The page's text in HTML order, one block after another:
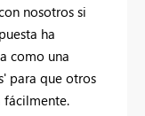
nosotros si
ha
como una
para que otros
fácilmente.